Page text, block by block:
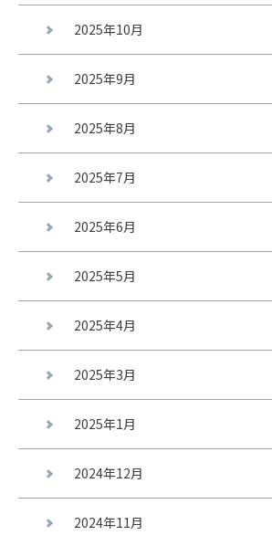
2025年10月
2025年9月
2025年8月
2025年7月
2025年6月
2025年5月
2025年4月
2025年3月
2025年1月
2024年12月
2024年11月